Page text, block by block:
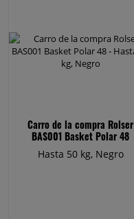
Carro de la compra Rolser
BAS001 Basket Polar 48
Hasta 50 kg, Negro